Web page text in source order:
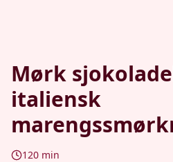
Mørk
italiensk
120 min